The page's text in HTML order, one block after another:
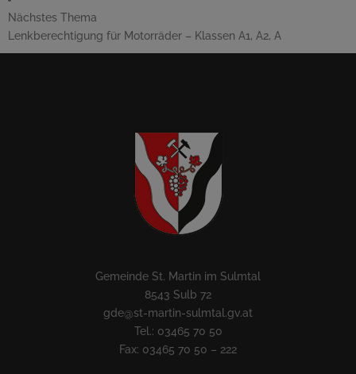
Nächstes Thema
Lenkberechtigung für Motorräder – Klassen A1, A2, A
Gemeinde St. Martin im Sulmtal
8543 Sulb 72
gde@st-martin-sulmtal.gv.at
Tel.: 03465 70 50
Fax: 03465 70 50 – 222